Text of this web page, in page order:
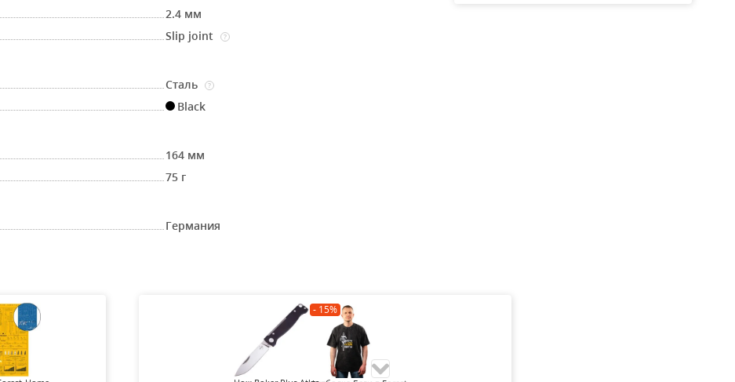
2.4 мм
Slip joint ?
Сталь ?
Black
164 мм
75 г
Германия
- 15%